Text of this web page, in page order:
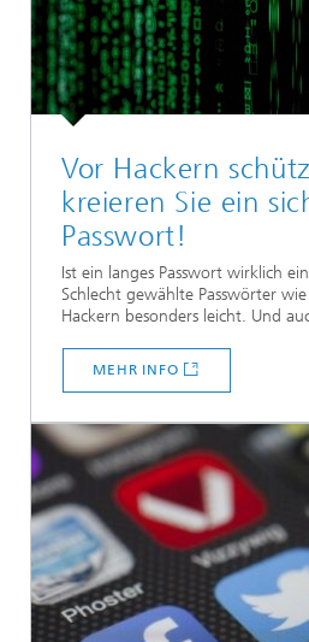
Vor Hackern
kreieren Sie ein
Passwort!
Ist ein langes Passwort wirklich
Schlecht gewählte Passwörter
Hackern besonders leicht. Und
MEHR INFO